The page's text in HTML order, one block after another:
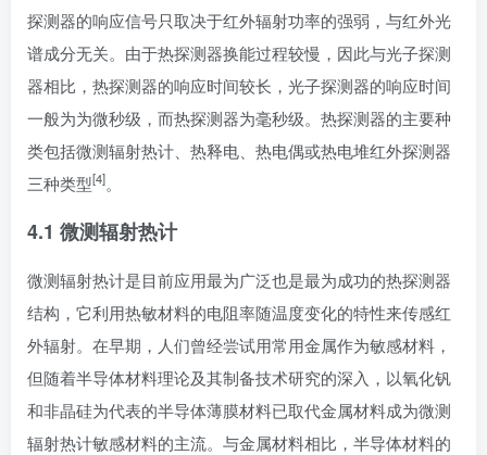
探测器的响应信号只取决于红外辐射功率的强弱，与红外光
谱成分无关。由于热探测器换能过程较慢，因此与光子探测
器相比，热探测器的响应时间较长，光子探测器的响应时间
一般为为微秒级，而热探测器为毫秒级。热探测器的主要种
类包括微测辐射热计、热释电、热电偶或热电堆红外探测器
三种类型[4]。
4.1 微测辐射热计
微测辐射热计是目前应用最为广泛也是最为成功的热探测器
结构，它利用热敏材料的电阻率随温度变化的特性来传感红
外辐射。在早期，人们曾经尝试用常用金属作为敏感材料，
但随着半导体材料理论及其制备技术研究的深入，以氧化钒
和非晶硅为代表的半导体薄膜材料已取代金属材料成为微测
辐射热计敏感材料的主流。与金属材料相比，半导体材料的